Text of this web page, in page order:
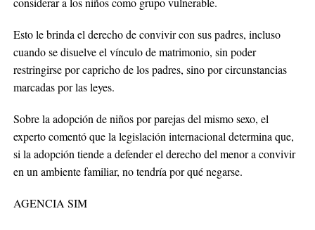
Esto le brinda el derecho de convivir con sus padres, incluso
cuando se disuelve el vínculo de matrimonio, sin poder
restringirse por capricho de los padres, sino por circunstancias
marcadas por las leyes.
Sobre la adopción de niños por parejas del mismo sexo, el
experto comentó que la legislación internacional determina que,
si la adopción tiende a defender el derecho del menor a convivir
en un ambiente familiar, no tendría por qué negarse.
AGENCIA SIM